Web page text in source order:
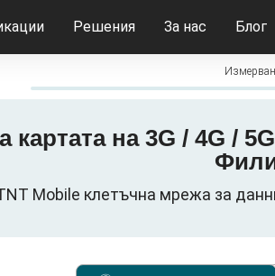
Решения За нас Блог
картата на 3G / 4G /
Mobile клетъчна мрежа за